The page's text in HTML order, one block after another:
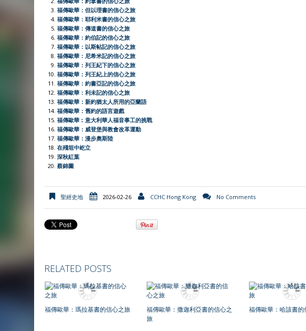
o
o
k
A
p
p
t
e
r
福傳歐華：但以理書的信心之旅
福傳歐華：耶利米書的信心之旅
福傳歐華：傳道書的信心之旅
福傳歐華：約伯記的信心之旅
福傳歐華：以斯帖記的信心之旅
福傳歐華：尼希米記的信心之旅
福傳歐華：列王紀下的信心之旅
福傳歐華：列王紀上的信心之旅
福傳歐華：約書亞記的信心之旅
福傳歐華：利未記的信心之旅
福傳歐華：新約猶太人所用的亞蘭語
福傳歐華：舊約的語言遊戲
福傳歐華︰意大利華人福音事工的挑戰
福傳歐華：威登堡與教會改革運動
福傳歐華：漫步奧斯陸
在殘垣中屹立
深秋紅葉
蔡錦圖
聖經史地 2026-02-26 CCHC Hong Kong No Comments
RELATED POSTS
福傳歐華：瑪拉基書的信心之旅
福傳歐華：撒迦利亞書的信心之
旅
福傳歐華：哈該書的